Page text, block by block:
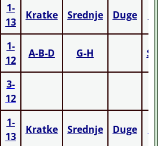
1-
13
Kratke Srednje Duge
1-
12
A-B-D G-H
3-
12
1-
13
Kratke Srednje Duge